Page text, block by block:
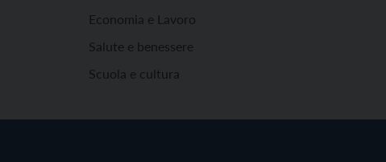
Economia e Lavoro
Salute e benessere
Scuola e cultura